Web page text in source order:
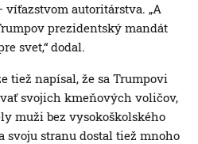
autoritárstva. „A
prezidentský mandát
svet,“ dodal.
tiež napísal, že sa Trumpovi
svojich kmeňových voličov,
muži bez vysokoškolského
svoju stranu dostal tiež mnoho